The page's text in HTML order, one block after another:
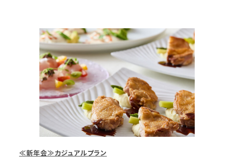
≪新年会≫カジュアルプラン